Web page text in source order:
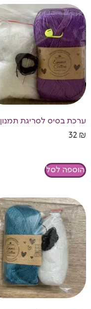
ערכת בסיס לסריגת תמנון
32 ₪
הוספה לסל